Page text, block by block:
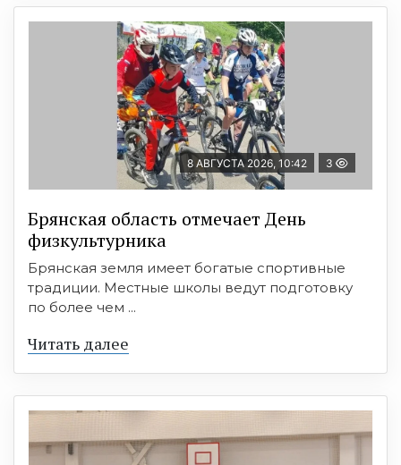
8 АВГУСТА 2026, 10:42 3
Брянская область отмечает День
физкультурника
Брянская земля имеет богатые спортивные
традиции. Местные школы ведут подготовку
по более чем ...
Читать далее